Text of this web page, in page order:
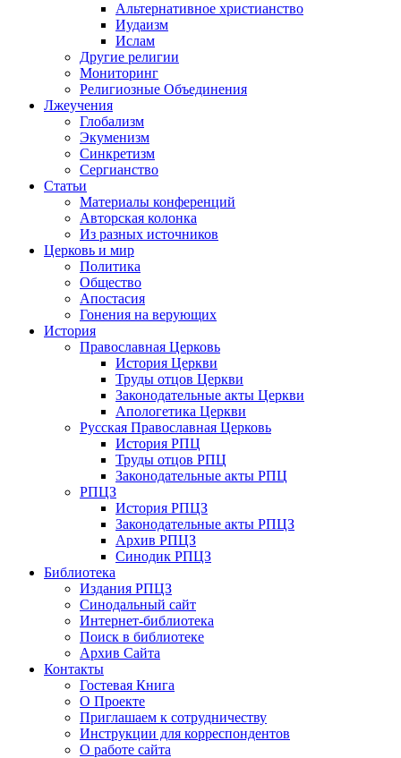
Альтернативное христианство
Иудаизм
Ислам
Другие религии
Мониторинг
Религиозные Объединения
Лжеучения
Глобализм
Экуменизм
Синкретизм
Сергианство
Статьи
Материалы конференций
Авторская колонка
Из разных источников
Церковь и мир
Политика
Общество
Апостасия
Гонения на верующих
История
Православная Церковь
История Церкви
Труды отцов Церкви
Законодательные акты Церкви
Апологетика Церкви
Русская Православная Церковь
История РПЦ
Труды отцов РПЦ
Законодательные акты РПЦ
РПЦЗ
История РПЦЗ
Законодательные акты РПЦЗ
Архив РПЦЗ
Синодик РПЦЗ
Библиотека
Издания РПЦЗ
Синодальный сайт
Интернет-библиотека
Поиск в библиотеке
Архив Сайта
Контакты
Гостевая Книга
О Проекте
Приглашаем к сотрудничеству
Инструкции для корреспондентов
О работе сайта